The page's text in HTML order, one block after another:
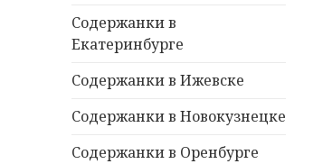
Содержанки в
Екатеринбурге
Содержанки в Ижевске
Содержанки в Новокузнецке
Содержанки в Оренбурге